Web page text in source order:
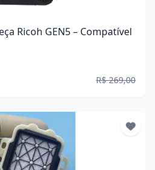
Ricoh GEN5 – Compatível
R$ 269,00